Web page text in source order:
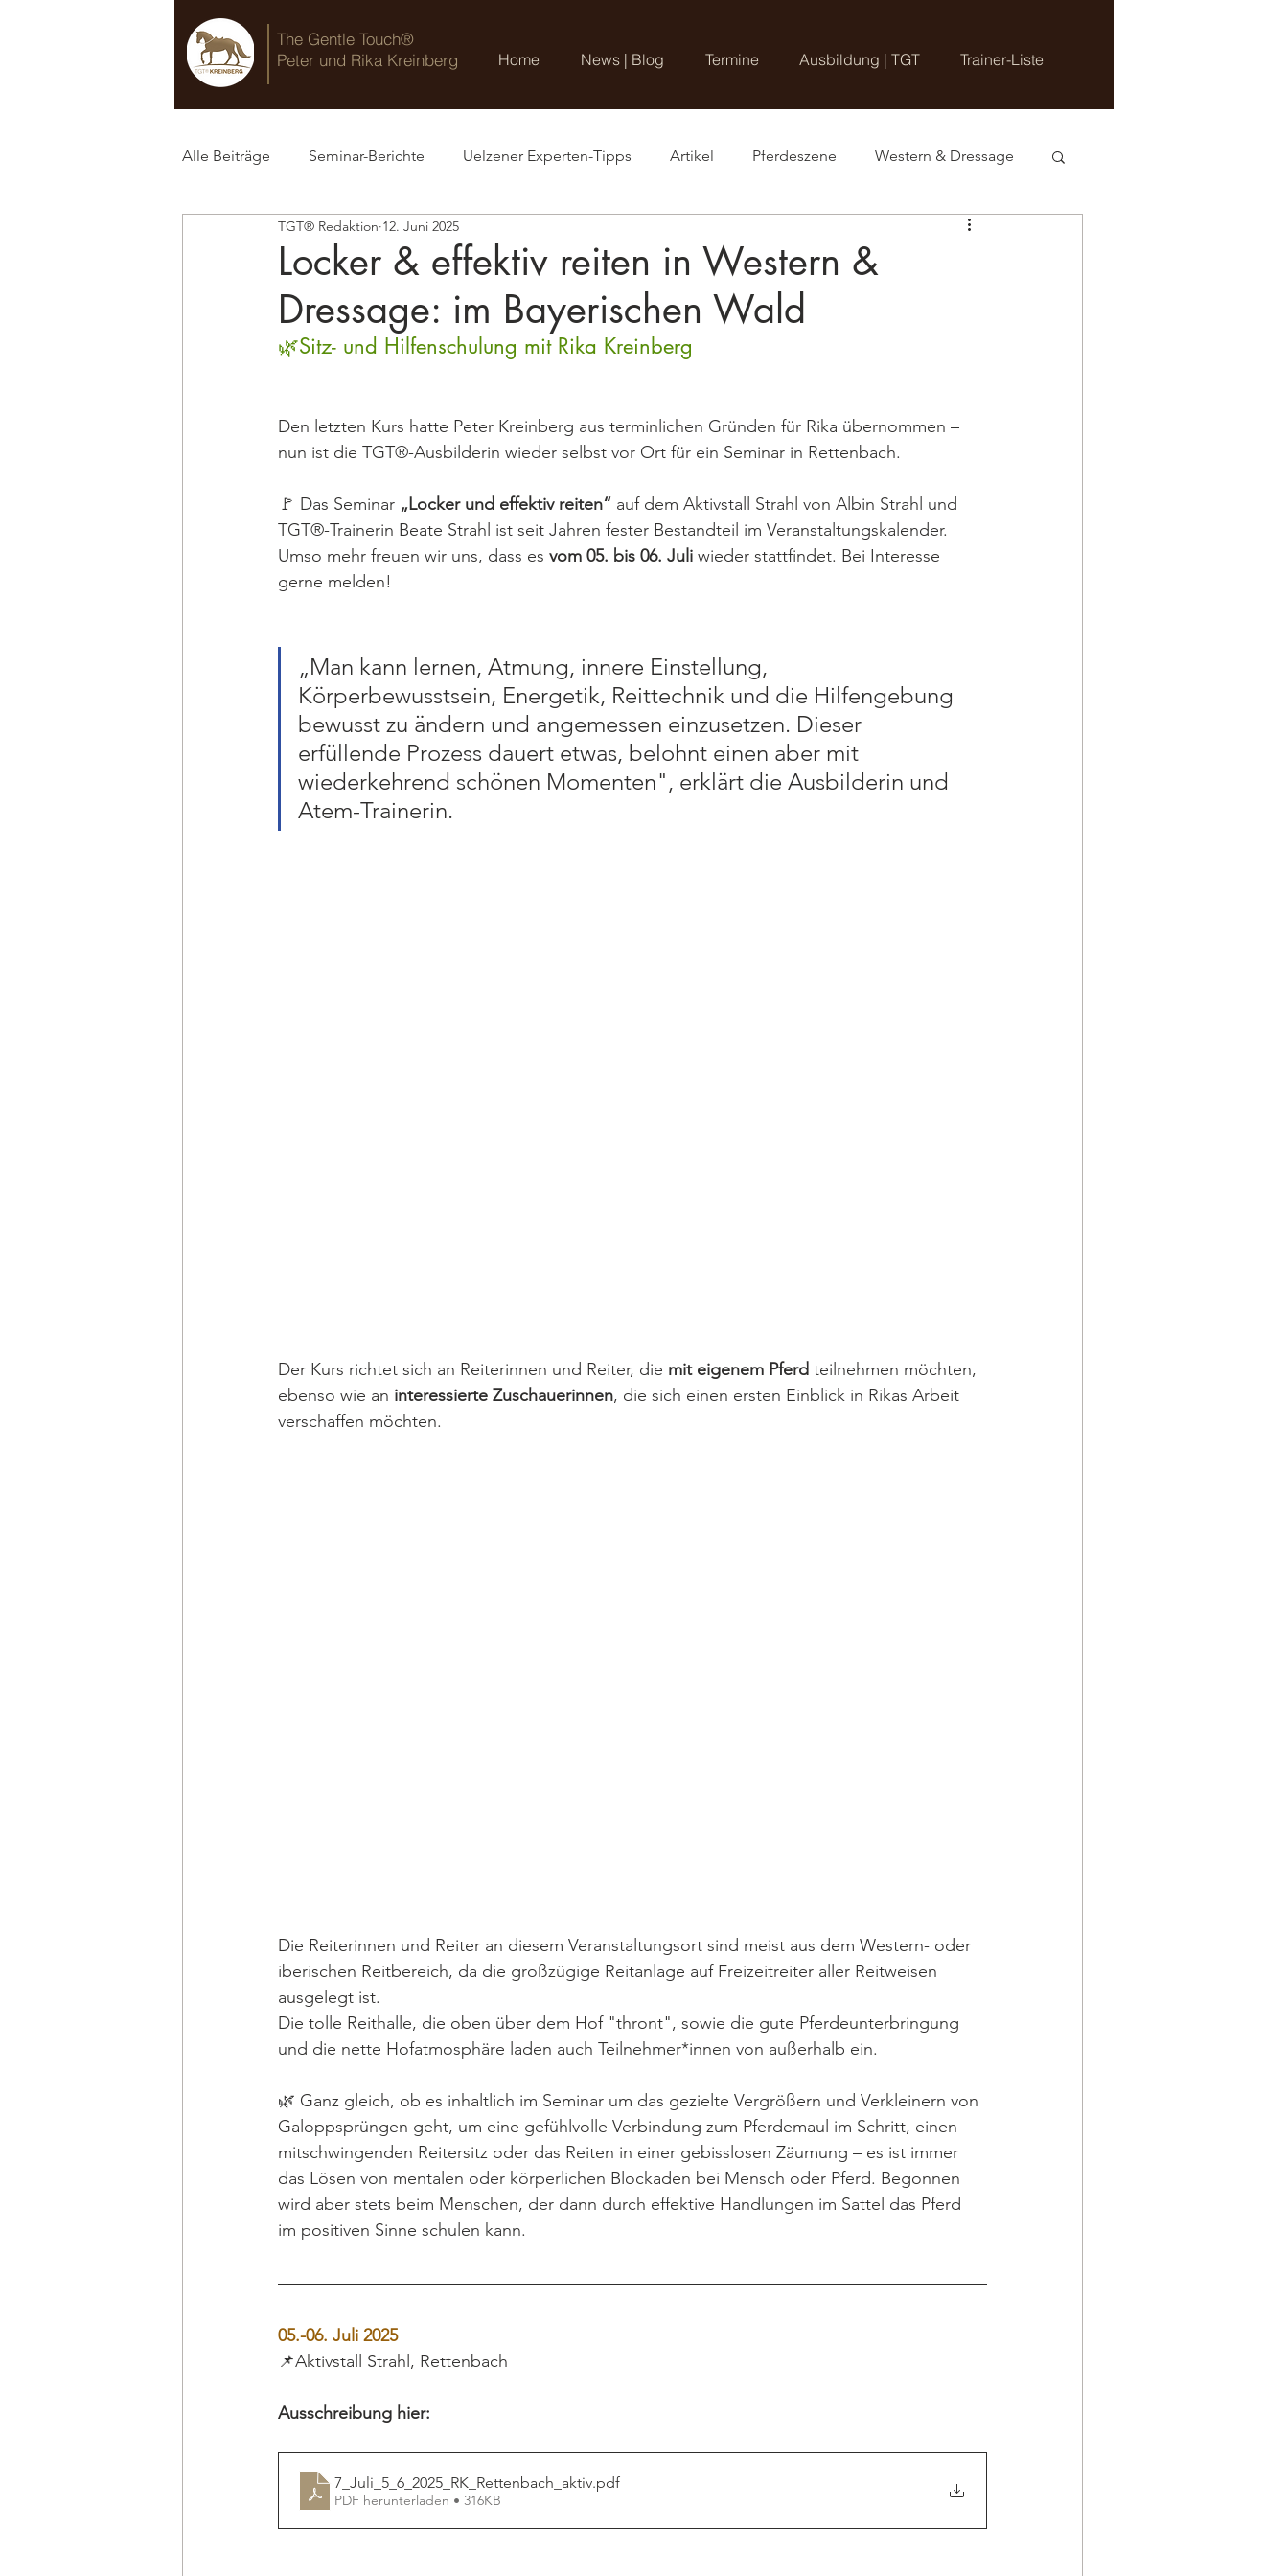
The Gentle Touch®
Peter und Rika Kreinberg
Home News | Blog Termine Ausbildung | TGT Trainer-Liste
Alle Beiträge Seminar-Berichte Uelzener Experten-Tipps Artikel Pferdeszene Western & Dressage
TGT® Blog
Locker & effektiv reiten in Western &
Dressage: im Bayerischen Wald
TGT® Redaktion 12. Juni 2025
🌿Sitz- und Hilfenschulung mit Rika Kreinberg
Den letzten Kurs hatte Peter Kreinberg aus terminlichen Gründen für Rika übernommen –
nun ist die TGT®-Ausbilderin wieder selbst vor Ort für ein Seminar in Rettenbach.
🚩 Das Seminar „Locker und effektiv reiten“ auf dem Aktivstall Strahl von Albin Strahl und
TGT®-Trainerin Beate Strahl ist seit Jahren fester Bestandteil im Veranstaltungskalender.
Umso mehr freuen wir uns, dass es vom 05. bis 06. Juli wieder stattfindet. Bei Interesse
gerne melden!
„Man kann lernen, Atmung, innere Einstellung,
Körperbewusstsein, Energetik, Reittechnik und die Hilfengebung
bewusst zu ändern und angemessen einzusetzen. Dieser
erfüllende Prozess dauert etwas, belohnt einen aber mit
wiederkehrend schönen Momenten", erklärt die Ausbilderin und
Atem-Trainerin.
Der Kurs richtet sich an Reiterinnen und Reiter, die mit eigenem Pferd teilnehmen möchten,
ebenso wie an interessierte Zuschauerinnen, die sich einen ersten Einblick in Rikas Arbeit
verschaffen möchten.
Die Reiterinnen und Reiter an diesem Veranstaltungsort sind meist aus dem Western- oder
iberischen Reitbereich, da die großzügige Reitanlage auf Freizeitreiter aller Reitweisen
ausgelegt ist.
Die tolle Reithalle, die oben über dem Hof "thront", sowie die gute Pferdeunterbringung
und die nette Hofatmosphäre laden auch Teilnehmer*innen von außerhalb ein.
🌿 Ganz gleich, ob es inhaltlich im Seminar um das gezielte Vergrößern und Verkleinern von
Galoppsprüngen geht, um eine gefühlvolle Verbindung zum Pferdemaul im Schritt, einen
mitschwingenden Reitersitz oder das Reiten in einer gebisslosen Zäumung – es ist immer
das Lösen von mentalen oder körperlichen Blockaden bei Mensch oder Pferd. Begonnen
wird aber stets beim Menschen, der dann durch effektive Handlungen im Sattel das Pferd
im positiven Sinne schulen kann.
05.-06. Juli 2025
📌Aktivstall Strahl, Rettenbach
Ausschreibung hier:
7_Juli_5_6_2025_RK_Rettenbach_aktiv.pdf
PDF herunterladen • 316KB